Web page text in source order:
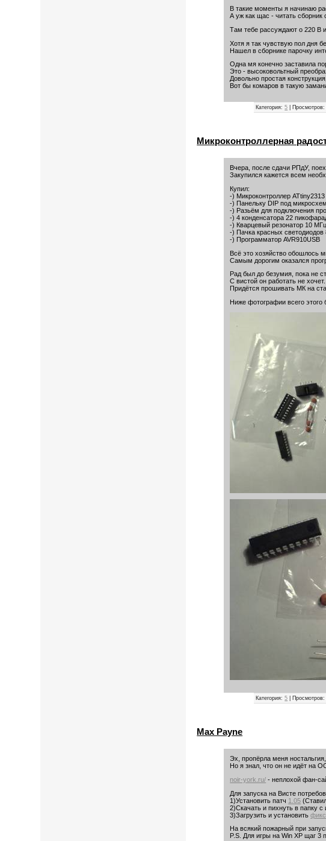
В такие моменты я начинаю
А уж как щас - читать
Там тебе рассуждают о 220 В
Хотя я так чувствую пол дня
Нашел в сборнике парочку
Одна мя конечно заставила
Это - высоковольтный
Довольно простая
Вот бы комаров в такую
Категория:5 |
Микроконтроллерная
Вчера, после сдачи РПдУ,
Закупился кажется всем
Купил:
-) Микроконтроллер
-) Панельку DIP под
-) Разьём для подключения
-) 4 конденсатора 22
-) Кварцевый резонатор 10 МГц
-) Пачка красных светодиодов
-) Программатор AVR910USB
Всё это хозяйство обошлось
Самым дорогим оказался
Рад был до безумия, пока не
С вистой он работать не
Придётся прошивать МК на
Ниже фотографии всего этого
Категория:5 |
Max Payne
Эх, пропёрла меня
Но я знал, что он не идёт на
noir-york.ru/ - неплохой фан-
Для запуска на Висте
1)Установить патч 1.05
2)Скачать и пихнуть в папку с
3)Загрузить и установитьфикс
На всякий пожарный при
P.S. Для игры на Win XP щаг 3